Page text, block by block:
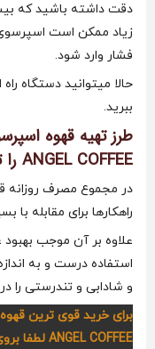
دقت داشته باشید که
زیاد ممکن است
فشار وارد شود.
حالا میتوانید دستگاه
ببرید.
ANGEL COFFEE را تماشا کنید
در مجموع مصرف روزانه
راهکارها برای مقابله
علاوه بر آن موجب
استفاده درست و به
و شادابی و تندرستی را
ANGEL COFFEE لطفا بروی لینک زیر کلیک کنید.